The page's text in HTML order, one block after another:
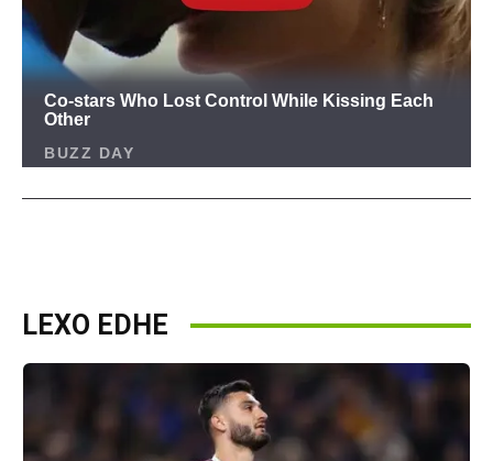
LEXO EDHE